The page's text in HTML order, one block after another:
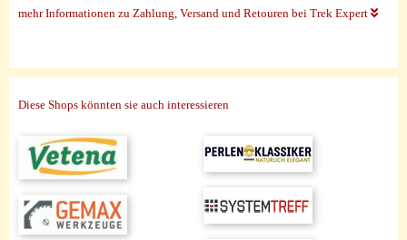
mehr Informationen zu Zahlung, Versand und Retouren bei Trek Expert
Diese Shops könnten sie auch interessieren